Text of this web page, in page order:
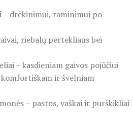
– drėkinimui, raminimui po
riebalų pertekliaus bei
– kasdieniam gaivos pojūčiui
ir švelniam
– pastos, vaškai ir purškikliai